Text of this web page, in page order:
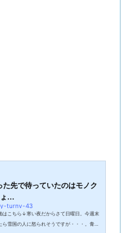
た先で待っていたのはモノク
...
turnv-43
はこちら↓寒い夜だからさて日曜日。今週末
雪国の人に怒られそうですが・・・。青森